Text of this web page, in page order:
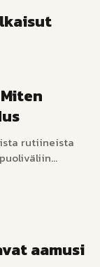
rutiineista
hajoavat
koululta.
aamusi